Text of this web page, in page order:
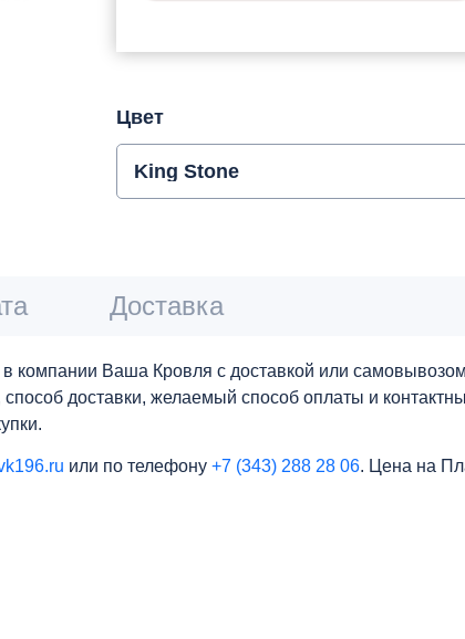
Цвет
King Stone
Доставка
компании Ваша Кровля с доставкой или
способ доставки, желаемый способ оплаты и
или по телефону +7 (343) 288 28 06. Цена на